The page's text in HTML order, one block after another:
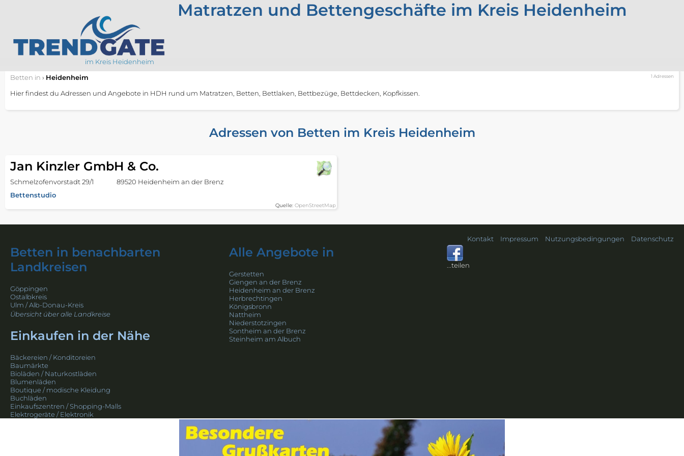
im Kreis Heidenheim
1 Adressen
Betten in › Heidenheim
Matratzen und Bettengeschäfte im Kreis Heidenheim
Hier findest du Adressen und Angebote in HDH rund um Matratzen, Betten, Bettlaken, Bettbezüge, Bettdecken, Kopfkissen.
Adressen von Betten im Kreis Heidenheim
Jan Kinzler GmbH & Co.
Schmelzofenvorstadt 29/1
89520 Heidenheim an der Brenz
Bettenstudio
Quelle:OpenStreetMap
Kontakt Impressum Nutzungsbedingungen Datenschutz
Betten in benachbarten
Landkreisen
Göppingen
Ostalbkreis
Ulm / Alb-Donau-Kreis
Übersicht über alle Landkreise
Einkaufen in der Nähe
Bäckereien / Konditoreien
Baumärkte
Bioläden / Naturkostläden
Blumenläden
Boutique / modische Kleidung
Buchläden
Einkaufszentren / Shopping-Malls
Elektrogeräte / Elektronik
Alle Angebote in
Gerstetten
Giengen an der Brenz
Heidenheim an der Brenz
Herbrechtingen
Königsbronn
Nattheim
Niederstotzingen
Sontheim an der Brenz
Steinheim am Albuch
...teilen